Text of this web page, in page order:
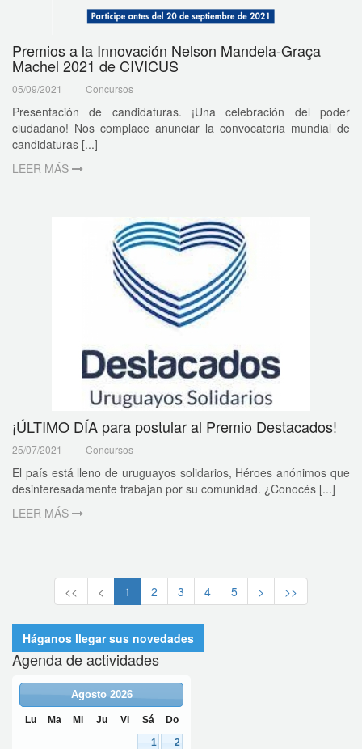
Premios a la Innovación Nelson Mandela-Graça
Machel 2021 de CIVICUS
05/09/2021 | Concursos
Presentación de candidaturas. ¡Una celebración del poder
ciudadano! Nos complace anunciar la convocatoria mundial de
candidaturas [...]
LEER MÁS
¡ÚLTIMO DÍA para postular al Premio Destacados!
25/07/2021 | Concursos
El país está lleno de uruguayos solidarios, Héroes anónimos que
desinteresadamente trabajan por su comunidad. ¿Conocés [...]
LEER MÁS
<< < 1 2 3 4 5 > >>
Háganos llegar sus novedades
Agenda de actividades
Agosto 2026
Lu Ma Mi Ju Vi Sá Do
1
2